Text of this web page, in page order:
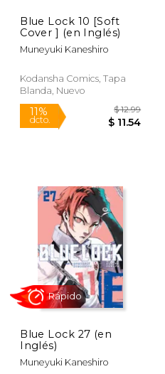
dcto.
Rápido
Blue Lock 10 [Soft
Cover ] (en Inglés)
Muneyuki Kaneshiro
Kodansha Comics, Tapa
Blanda, Nuevo
Blue Lock 27 (en
Inglés)
Muneyuki Kaneshiro